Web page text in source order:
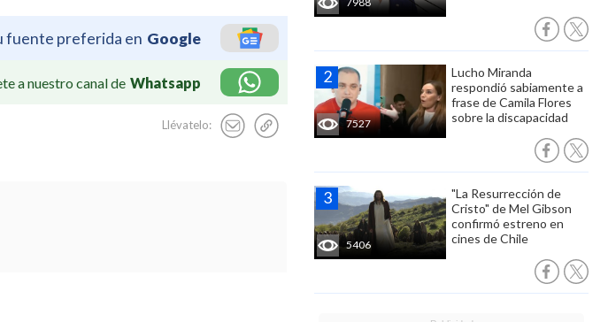
fuente preferida en Google
a nuestro canal de Whatsapp
Llévatelo: 7527
Lucho Miranda
respondió sabiamente a
frase de Camila Flores
sobre la discapacidad
5406
"La Resurrección de
Cristo" de Mel Gibson
confirmó estreno en
cines de Chile